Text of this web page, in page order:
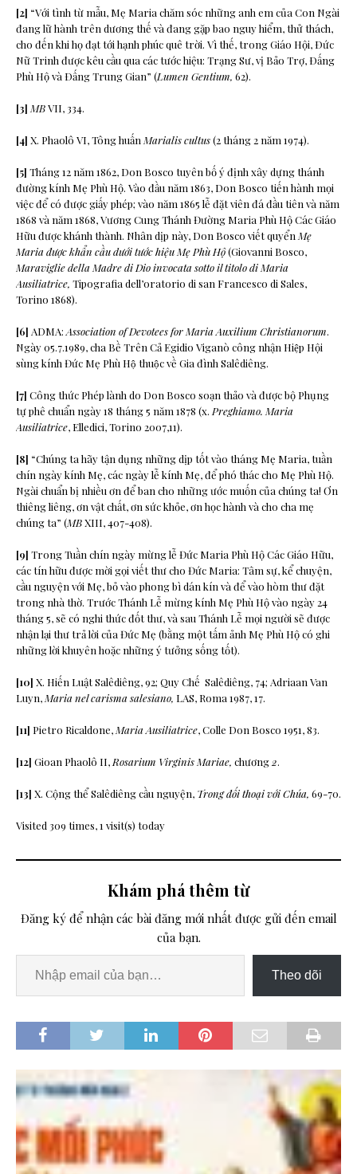
[2] “Với tình từ mẫu, Mẹ Maria chăm sóc những anh em của Con Ngài
đang lữ hành trên dương thế và đang gặp bao nguy hiểm, thử thách,
cho đến khi họ đạt tới hạnh phúc quê trời. Vì thế, trong Giáo Hội, Ðức
Nữ Trinh được kêu cầu qua các tước hiệu: Trạng Sư, vị Bảo Trợ, Ðấng
Phù Hộ và Ðấng Trung Gian” (Lumen Gentium, 62).
[3] MBVII, 334.
[4] X. Phaolô VI, Tông huấn Marialis cultus(2 tháng 2 năm 1974).
[5] Tháng 12 năm 1862, Don Bosco tuyên bố ý định xây dựng thánh
đường kính Mẹ Phù Hộ. Vào đầu năm 1863, Don Bosco tiến hành mọi
việc để có được giấy phép; vào năm 1865 lễ đặt viên đá đầu tiên và năm
1868 và năm 1868, Vương Cung Thánh Đường Maria Phù Hộ Các Giáo
Hữu được khánh thành. Nhân dịp này, Don Bosco viết quyển Mẹ
Maria được khẩn cầu dưới tước hiệu Mẹ Phù Hộ(Giovanni Bosco,
Maraviglie della Madre di Dio invocata sotto il titolo di Maria
Ausiliatrice, Tipografia dell’oratorio di san Francesco di Sales,
Torino 1868).
[6] ADMA: Association of Devotees for Maria Auxilium Christianorum.
Ngày 05.7.1989, cha Bề Trên Cả Egidio Viganò công nhận Hiệp Hội
sùng kính Đức Mẹ Phù Hộ thuộc về Gia đình Salêdiêng.
[7] Công thức Phép lành do Don Bosco soạn thảo và được bộ Phụng
tự phê chuẩn ngày 18 tháng 5 năm 1878 (x. Preghiamo. Maria
Ausiliatrice, Elledici, Torino 2007,11).
[8] “Chúng ta hãy tận dụng những dịp tốt vào tháng Mẹ Maria, tuần
chín ngày kính Mẹ, các ngày lễ kính Mẹ, để phó thác cho Mẹ Phù Hộ.
Ngài chuẩn bị nhiều ơn để ban cho những ước muốn của chúng ta! Ơn
thiêng liêng, ơn vật chất, ơn sức khỏe, ơn học hành và cho cha mẹ
chúng ta” (MBXIII, 407-408).
[9] Trong Tuần chín ngày mừng lễ Đức Maria Phù Hộ Các Giáo Hữu,
các tín hữu được mời gọi viết thư cho Đức Maria: Tâm sự, kể chuyện,
cầu nguyện với Mẹ, bỏ vào phong bì dán kín và để vào hòm thư đặt
trong nhà thờ. Trước Thánh Lễ mừng kính Mẹ Phù Hộ vào ngày 24
tháng 5, sẽ có nghi thức đốt thư, và sau Thánh Lễ mọi người sẽ được
nhận lại thư trả lời của Đức Mẹ (bằng một tấm ảnh Mẹ Phù Hộ có ghi
những lời khuyên hoặc những ý tưởng sống tốt).
[10] X. Hiến Luật Salêdiêng, 92; Quy Chế Salêdiêng, 74; Adriaan Van
Luyn, Maria nel carisma salesiano, LAS, Roma 1987, 17.
[11] Pietro Ricaldone, Maria Ausiliatrice, Colle Don Bosco 1951, 83.
[12] Gioan Phaolô II, Rosarium Virginis Mariae, chương 2.
[13] X. Cộng thể Salêdiêng cầu nguyện, Trong đối thoại với Chúa, 69-70.
Visited 309 times, 1 visit(s) today
Khám phá thêm từ
Đăng ký để nhận các bài đăng mới nhất được gửi đến email
của bạn.
Theo dõi